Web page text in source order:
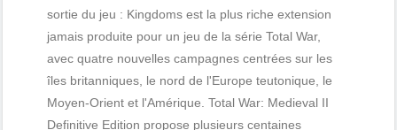
sortie du jeu : Kingdoms est la plus riche extension
jamais produite pour un jeu de la série Total War,
avec quatre nouvelles campagnes centrées sur les
îles britanniques, le nord de l'Europe teutonique, le
Moyen-Orient et l'Amérique. Total War: Medieval II
Definitive Edition propose plusieurs centaines